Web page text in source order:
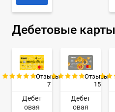
Дебетовые карты
Отзывы:
7
Дебет
овая
Отзывы:
15
Дебет
овая